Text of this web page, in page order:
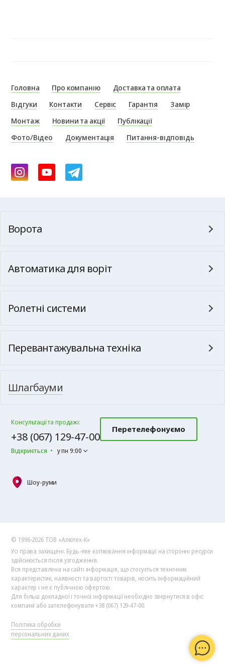
Головна Про компанію
Доставка та оплата
Відгуки
Контакти Сервіс Гарантія
Замір
Монтаж
Новини та акції
Публікації
Фото/Відео
Документація Питання-відповідь
Ворота
Автоматика для воріт
Ролетні системи
Перевантажувальна техніка
Шлагбауми
Консультації та продажі:
+38 (067) 129-47-00
Відкриється у пн 9:00
Перетелефонуємо
Шоу-руми
© 1996-2026 ТОВ «Алютех‑К»
Усі права захищені. Будь-яке копіювання інформації на сторонні ресурси
здійснюється після узгодження.
Вся представлена на сайті інформація, що стосується технічних
характеристик, наявності та вартості товарів, носить інформаційний
характер і не є публічною офертою.
Для більш докладної і точної інформації необхідно звернутися в офіс
компанії або зателефонувати +38 (067) 129-47-00.
Політика обробки
персональних даних